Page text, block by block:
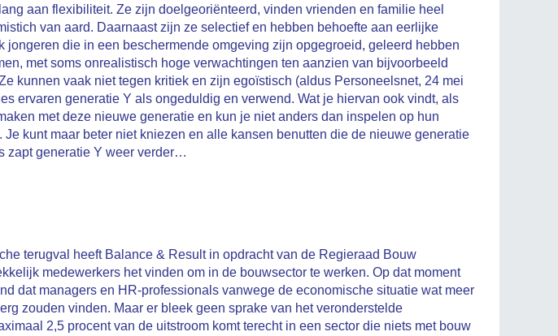
aan flexibiliteit. Ze zijn doelgeoriënteerd, vinden vrienden en familie heel
van aard. Daarnaast zijn ze selectief en hebben behoefte aan eerlijke
jongeren die in een beschermende omgeving zijn opgegroeid, geleerd hebben
met soms onrealistisch hoge verwachtingen ten aanzien van bijvoorbeeld
kunnen vaak niet tegen kritiek en zijn egoïstisch (aldus Personeelsnet, 24 mei
ervaren generatie Y als ongeduldig en verwend. Wat je hiervan ook vindt, als
met deze nieuwe generatie en kun je niet anders dan inspelen op hun
Je kunt maar beter niet kniezen en alle kansen benutten die de nieuwe generatie
zapt generatie Y weer verder…
terugval heeft Balance & Result in opdracht van de Regieraad Bouw
medewerkers het vinden om in de bouwsector te werken. Op dat moment
dat managers en HR-professionals vanwege de economische situatie wat meer
zouden vinden. Maar er bleek geen sprake van het veronderstelde
2,5 procent van de uitstroom komt terecht in een sector die niets met bouw